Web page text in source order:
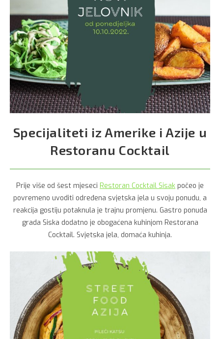
Specijaliteti iz Amerike i Azije u
Restoranu Cocktail
Prije više od šest mjeseci Restoran Cocktail Sisak počeo je
povremeno uvoditi određena svjetska jela u svoju ponudu, a
reakcija gostiju potaknula je trajnu promjenu. Gastro ponuda
grada Siska dodatno je obogaćena kuhinjom Restorana
Cocktail. Svjetska jela, domaća kuhinja.